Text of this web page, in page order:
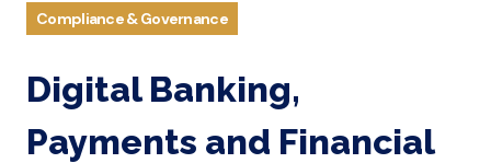
Compliance & Governance
Digital Banking,
Payments and Financial